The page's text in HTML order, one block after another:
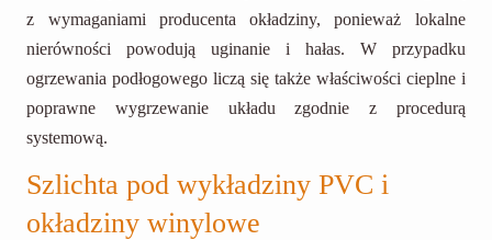
z wymaganiami producenta okładziny, ponieważ lokalne
nierówności powodują uginanie i hałas. W przypadku
ogrzewania podłogowego liczą się także właściwości cieplne i
poprawne wygrzewanie układu zgodnie z procedurą
systemową.
Szlichta pod wykładziny PVC i
okładziny winylowe